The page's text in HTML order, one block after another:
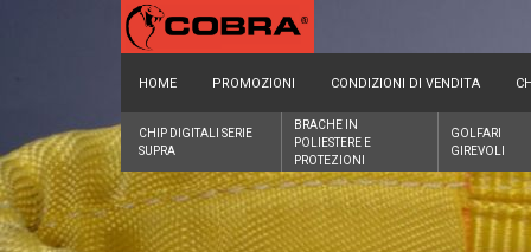
HOME PROMOZIONI CONDIZIONI DI VENDITA
CHIP DIGITALI SERIE
SUPRA
BRACHE IN
POLIESTERE E
PROTEZIONI
GOLFARI
GIREVOLI